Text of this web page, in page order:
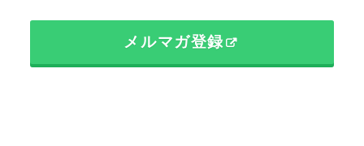
メルマガ登録